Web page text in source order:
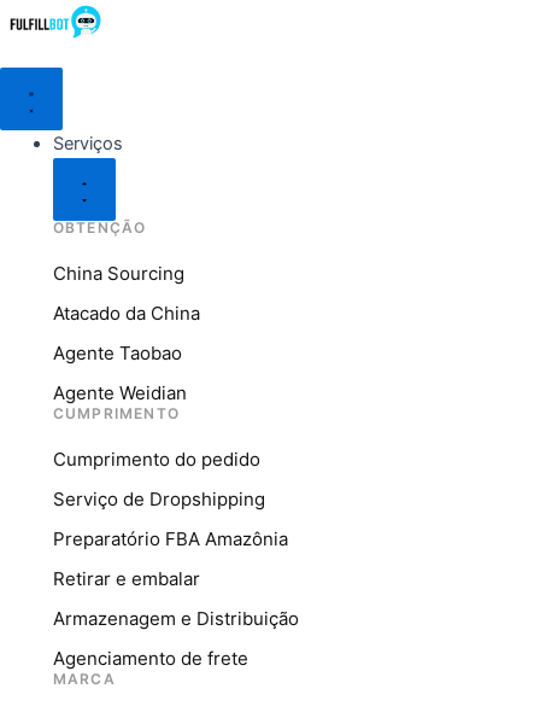
Serviços
OBTENÇÃO
China Sourcing
Atacado da China
Agente Taobao
Agente Weidian
CUMPRIMENTO
Cumprimento do pedido
Serviço de Dropshipping
Preparatório FBA Amazônia
Retirar e embalar
Armazenagem e Distribuição
Agenciamento de frete
MARCA